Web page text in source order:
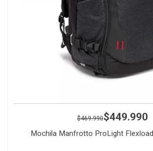
$469.990$449.990
Mochila Manfrotto ProLight